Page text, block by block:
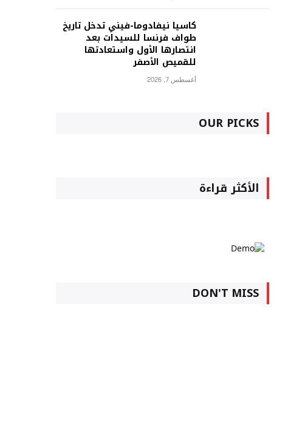
كاسيا نيفادوما-فيني تدخل تاريخ
طواف فرنسا للسيدات بعد
انتصارها الأول واستعادتها
للقميص الأصفر
أغسطس 7, 2026
OUR PICKS
الأكثر قراءة
DON'T MISS